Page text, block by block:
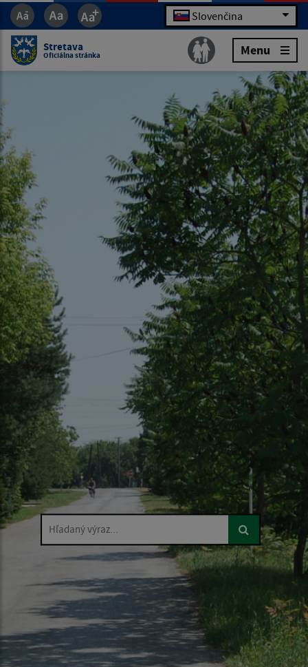
Slovenčina
Stretava
Oficiálna stránka Menu